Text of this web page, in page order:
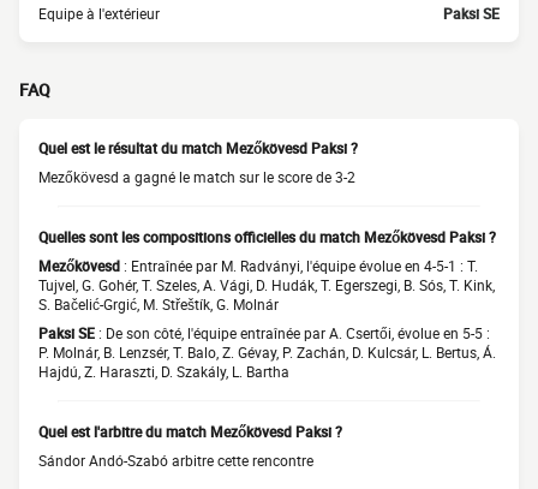
Equipe à l'extérieur Paksi SE
FAQ
Quel est le résultat du match Mezőkövesd Paksi ?
Mezőkövesd a gagné le match sur le score de 3-2
Quelles sont les compositions officielles du match Mezőkövesd Paksi ?
Mezőkövesd : Entraînée par M. Radványi, l'équipe évolue en 4-5-1 : T.
Tujvel, G. Gohér, T. Szeles, A. Vági, D. Hudák, T. Egerszegi, B. Sós, T. Kink,
S. Bačelić-Grgić, M. Střeštík, G. Molnár
Paksi SE : De son côté, l'équipe entraînée par A. Csertői, évolue en 5-5 :
P. Molnár, B. Lenzsér, T. Balo, Z. Gévay, P. Zachán, D. Kulcsár, L. Bertus, Á.
Hajdú, Z. Haraszti, D. Szakály, L. Bartha
Quel est l'arbitre du match Mezőkövesd Paksi ?
Sándor Andó-Szabó arbitre cette rencontre